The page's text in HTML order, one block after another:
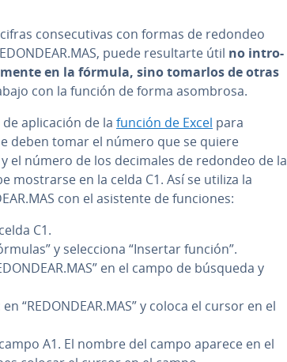
co­n­se­cu­ti­vas con formas de redondeo
puede re­su­l­tar­te útil no in­tro­
en la fórmula, sino tomarlos de otras
con la función de forma asombrosa.
apli­ca­ción de la función de Excel para
deben tomar el número que se quiere
el número de los decimales de redondeo de la
mostrarse en la celda C1. Así se utiliza la
con el asistente de funciones:
C1.
y se­le­c­cio­na “Insertar función”.
en el campo de búsqueda y
“REDONDEAR.MAS” y coloca el cursor en el
A1. El nombre del campo aparece en el